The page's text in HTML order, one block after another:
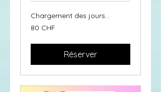
Chargement des jours...
francs
80 CHF
Réserver